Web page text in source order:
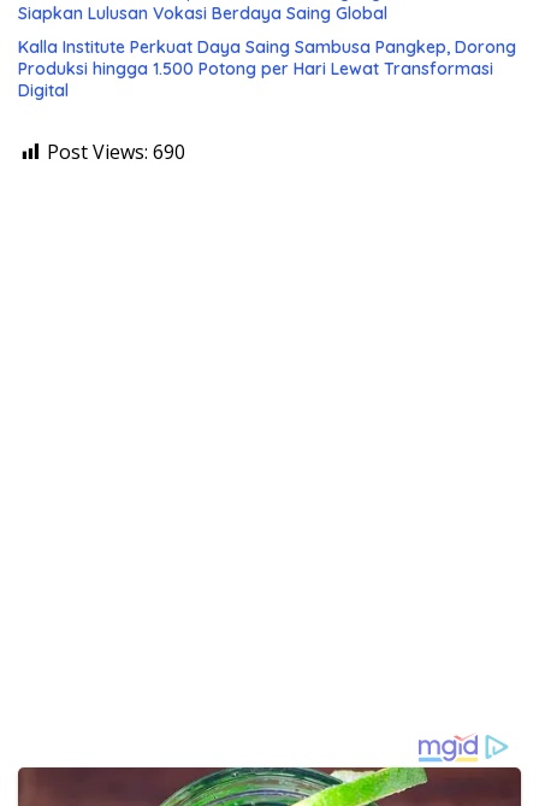
Siapkan Lulusan Vokasi Berdaya Saing Global
Kalla Institute Perkuat Daya Saing Sambusa Pangkep, Dorong
Produksi hingga 1.500 Potong per Hari Lewat Transformasi
Digital
Post Views: 690